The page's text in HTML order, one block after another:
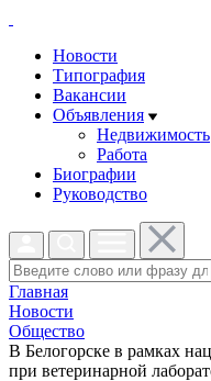
Новости
Типография
Вакансии
Объявления
Недвижимость
Работа
Биографии
Руководство
Главная
Новости
Общество
В Белогорске в рамках
при ветеринарной